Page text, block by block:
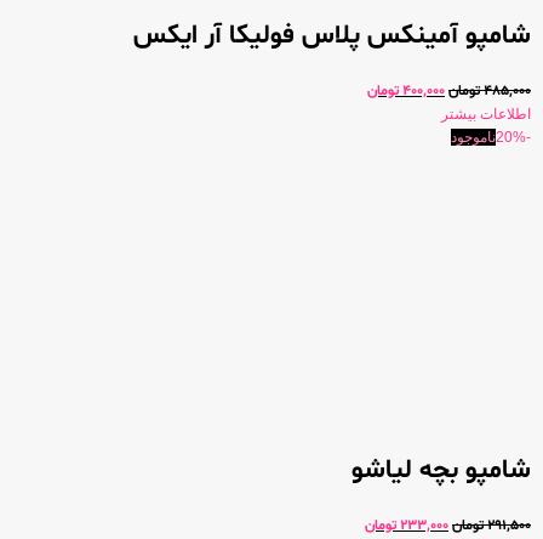
شامپو آمینکس پلاس فولیکا آر ایکس
485,000تومان400,000 تومان
اطلاعات بیشتر
-20%
ناموجود
شامپو بچه لیاشو
291,500تومان233,000 تومان